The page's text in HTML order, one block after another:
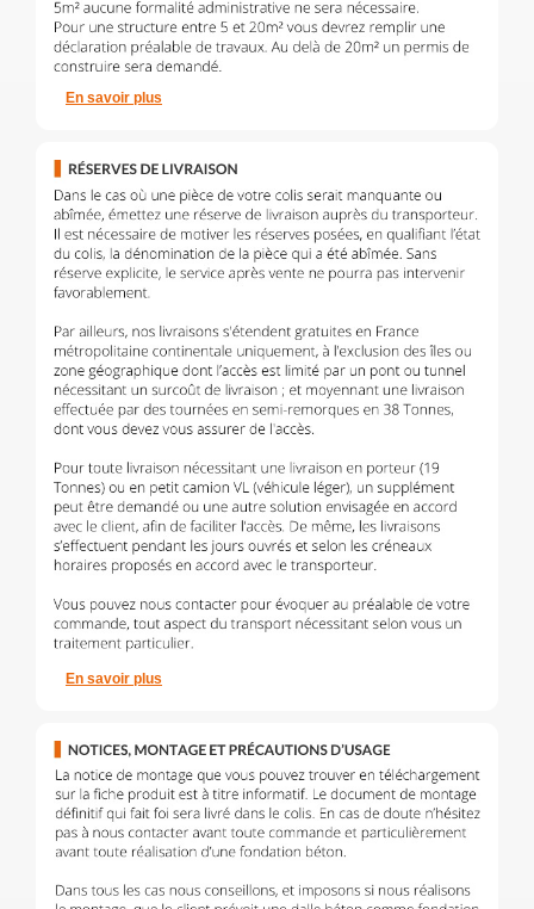
En savoir plus
En savoir plus